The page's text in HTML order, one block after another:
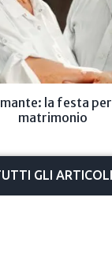
la festa
matrimonio
GLI ARTICOLI